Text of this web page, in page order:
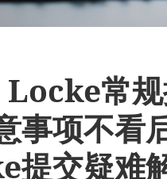
常
事项不看
提交疑难